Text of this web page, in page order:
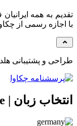
تقدیم به همه
با اجازه رسمی از
طراحی و پشتیبانی
انتخاب زبان | Select Language